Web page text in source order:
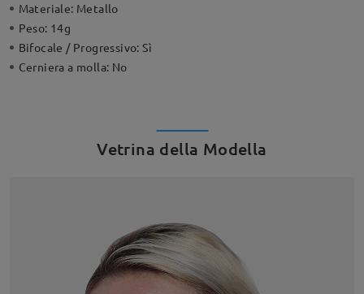
Materiale: Metallo
Peso: 14g
Bifocale / Progressivo:Sì
Cerniera a molla: No
Vetrina della Modella